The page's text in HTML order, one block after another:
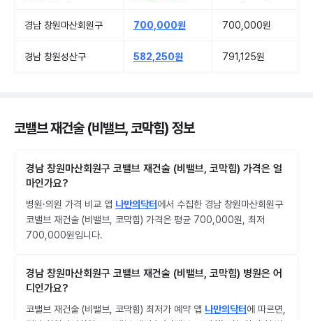
경남 창원마산회원구 700,000원 700,000원
경남 창원성산구 582,250원 791,125원
코밸브 재건술 (비밸브, 코막힘) 정보
경남 창원마산회원구 코밸브 재건술 (비밸브, 코막힘) 가격은 얼
마인가요?
병원·의원 가격 비교 앱 나만의닥터에서 수집한 경남 창원마산회원구
코밸브 재건술 (비밸브, 코막힘) 가격은 평균 700,000원, 최저
700,000원입니다.
경남 창원마산회원구 코밸브 재건술 (비밸브, 코막힘) 병원은 어
디인가요?
코밸브 재건술 (비밸브, 코막힘) 최저가 예약 앱 나만의닥터에 따르면,